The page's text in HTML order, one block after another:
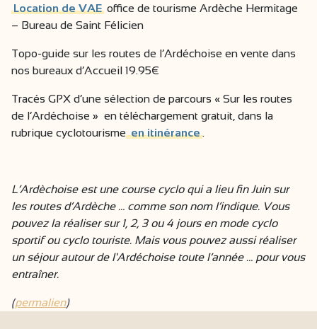
Location de VAE office de tourisme Ardèche Hermitage
– Bureau de Saint Félicien
Topo-guide sur les routes de l’Ardéchoise en vente dans
nos bureaux d’Accueil 19.95€
Tracés GPX d’une sélection de parcours « Sur les routes
de l’Ardéchoise » en téléchargement gratuit, dans la
rubrique cyclotourisme en itinérance .
L’Ardèchoise est une course cyclo qui a lieu fin Juin sur
les routes d’Ardèche … comme son nom l’indique. Vous
pouvez la réaliser sur 1, 2, 3 ou 4 jours en mode cyclo
sportif ou cyclo touriste. Mais vous pouvez aussi réaliser
un séjour autour de l'Ardéchoise toute l’année … pour vous
entraîner.
(permalien)